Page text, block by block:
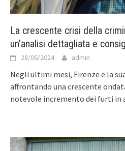
La crescente crisi della
un’analisi dettagliata e
28/06/2024 admin
Negli ultimi mesi, Firenze e la
affrontando una crescente
notevole incremento dei furti in